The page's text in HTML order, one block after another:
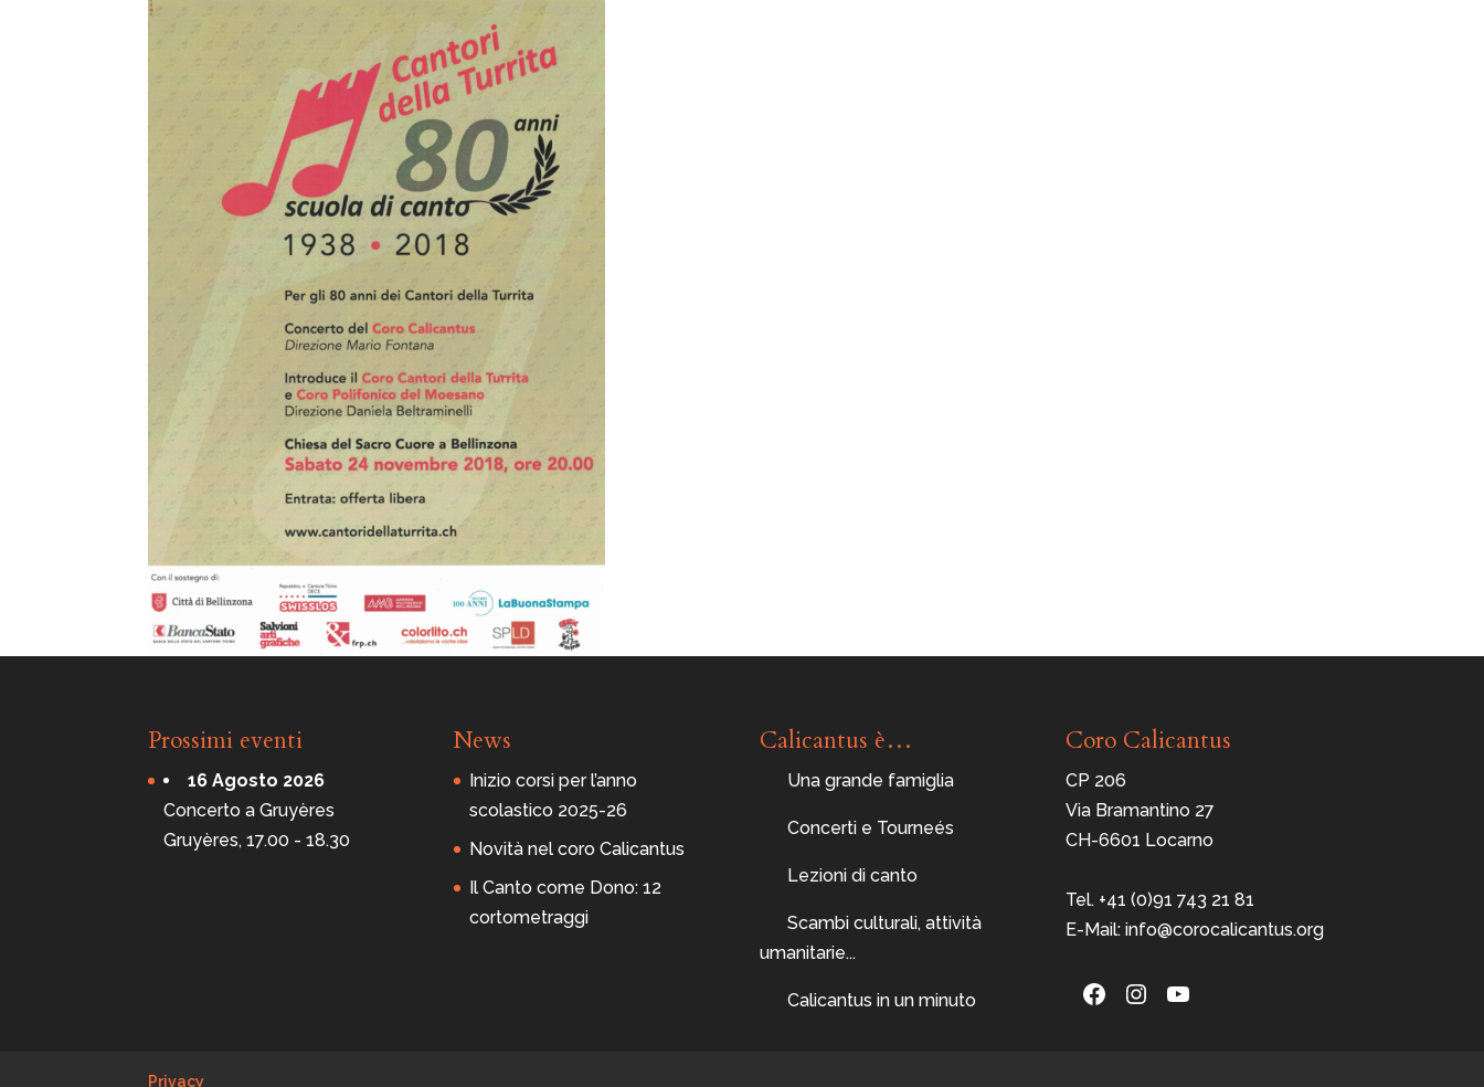
Prossimi eventi
16 Agosto 2026
Concerto a Gruyères
Gruyères, 17.00 - 18.30
News
Inizio corsi per l’anno
scolastico 2025-26
Novità nel coro Calicantus
Il Canto come Dono: 12
cortometraggi
Calicantus è…
Una grande famiglia
Concerti e Tourneés
Lezioni di canto
Scambi culturali, attività
umanitarie...
Calicantus in un minuto
Coro Calicantus
CP 206
Via Bramantino 27
CH-6601 Locarno
Tel. +41 (0)91 743 21 81
E-Mail: info@corocalicantus.org
Facebook
Instagram
YouTube
Privacy